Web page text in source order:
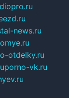
news.ru
otdelky.ru
porno-vk.ru